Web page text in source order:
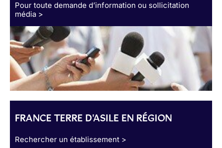
Pour toute demande d’information ou sollicitation
média >
FRANCE TERRE D'ASILE EN RÉGION
Rechercher un établissement >